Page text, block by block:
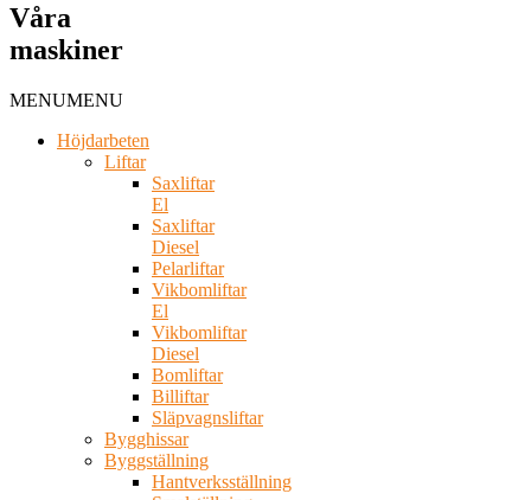
Våra
maskiner
MENUMENU
Höjdarbeten
Liftar
Saxliftar
El
Saxliftar
Diesel
Pelarliftar
Vikbomliftar
El
Vikbomliftar
Diesel
Bomliftar
Billiftar
Släpvagnsliftar
Bygghissar
Byggställning
Hantverksställning